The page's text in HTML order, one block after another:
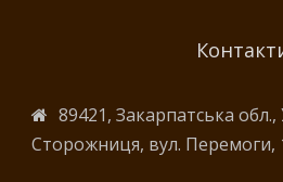
89421, Закарпатська
Сторожниця, вул. Перемоги,